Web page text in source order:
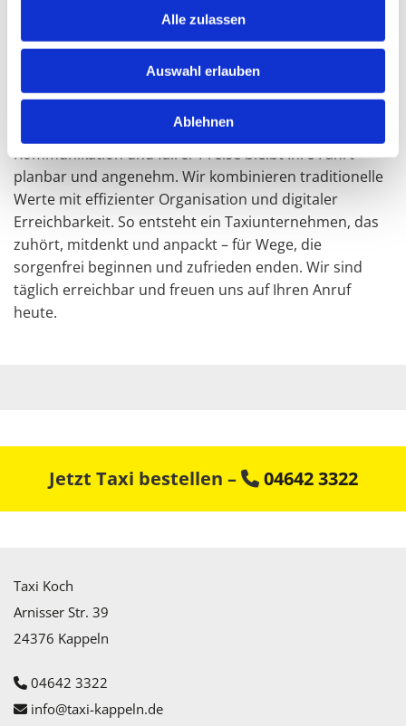
Alle zulassen
Auswahl erlauben
Ablehnen
prägen unseren Alltag – ob tägliche Fahrten,
medizinische Termine oder individuelle Transfers.
Unser gepflegter Fuhrpark mit Volvo V90 Cross
Country und VW Touran bietet Komfort, Sicherheit und
ausreichend Platz für Gepäck, Hilfsmittel oder Familien.
Dank erfahrener Fahrerinnen und Fahrer, klarer
Kommunikation und fairer Preise bleibt Ihre Fahrt
planbar und angenehm. Wir kombinieren traditionelle
Werte mit effizienter Organisation und digitaler
Erreichbarkeit. So entsteht ein Taxiunternehmen, das
zuhört, mitdenkt und anpackt – für Wege, die
sorgenfrei beginnen und zufrieden enden. Wir sind
täglich erreichbar und freuen uns auf Ihren Anruf
heute.
Jetzt Taxi bestellen –  04642 3322
Taxi Koch
Arnisser Str. 39
24376 Kappeln
 04642 3322
 info@taxi-kappeln.de